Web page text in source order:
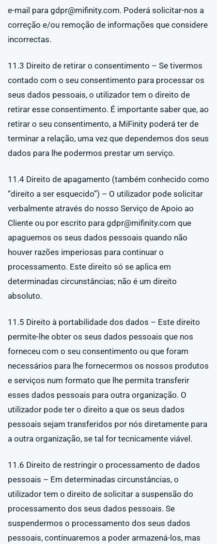
e-mail para gdpr@mifinity.com. Poderá solicitar-nos a
correção e/ou remoção de informações que considere
incorrectas.
11.3 Direito de retirar o consentimento – Se tivermos
contado com o seu consentimento para processar os
seus dados pessoais, o utilizador tem o direito de
retirar esse consentimento. É importante saber que, ao
retirar o seu consentimento, a MiFinity poderá ter de
terminar a relação, uma vez que dependemos dos seus
dados para lhe podermos prestar um serviço.
11.4 Direito de apagamento (também conhecido como
“direito a ser esquecido”) – O utilizador pode solicitar
verbalmente através do nosso Serviço de Apoio ao
Cliente ou por escrito para gdpr@mifinity.com que
apaguemos os seus dados pessoais quando não
houver razões imperiosas para continuar o
processamento. Este direito só se aplica em
determinadas circunstâncias; não é um direito
absoluto.
11.5 Direito à portabilidade dos dados – Este direito
permite-lhe obter os seus dados pessoais que nos
forneceu com o seu consentimento ou que foram
necessários para lhe fornecermos os nossos produtos
e serviços num formato que lhe permita transferir
esses dados pessoais para outra organização. O
utilizador pode ter o direito a que os seus dados
pessoais sejam transferidos por nós diretamente para
a outra organização, se tal for tecnicamente viável.
11.6 Direito de restringir o processamento de dados
pessoais – Em determinadas circunstâncias, o
utilizador tem o direito de solicitar a suspensão do
processamento dos seus dados pessoais. Se
suspendermos o processamento dos seus dados
pessoais, continuaremos a poder armazená-los, mas